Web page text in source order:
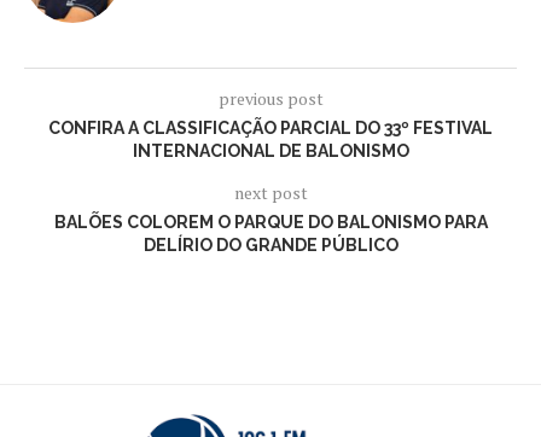
previous post
CONFIRA A CLASSIFICAÇÃO PARCIAL DO 33º FESTIVAL
INTERNACIONAL DE BALONISMO
next post
BALÕES COLOREM O PARQUE DO BALONISMO PARA
DELÍRIO DO GRANDE PÚBLICO